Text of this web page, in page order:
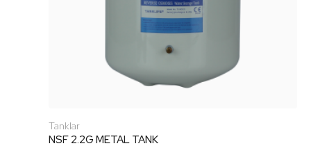
Tanklar
NSF 2.2G METAL TANK